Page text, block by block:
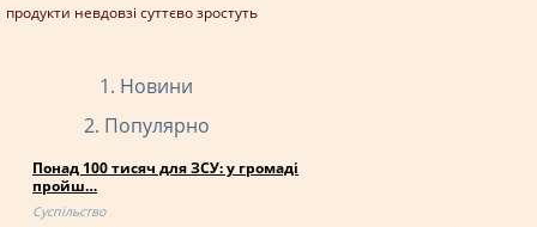
продукти невдовзі суттєво зростуть
Новини
Популярно
Понад 100 тисяч для ЗСУ: у громаді
пройш…
Суспільство